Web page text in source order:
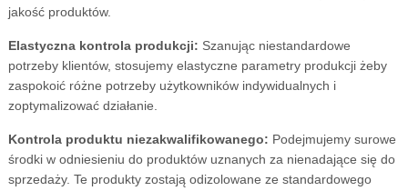
jakość produktów.
Elastyczna kontrola produkcji: Szanując niestandardowe
potrzeby klientów, stosujemy elastyczne parametry produkcji żeby
zaspokoić różne potrzeby użytkowników indywidualnych i
zoptymalizować działanie.
Kontrola produktu niezakwalifikowanego: Podejmujemy surowe
środki w odniesieniu do produktów uznanych za nienadające się do
sprzedaży. Te produkty zostają odizolowane ze standardowego